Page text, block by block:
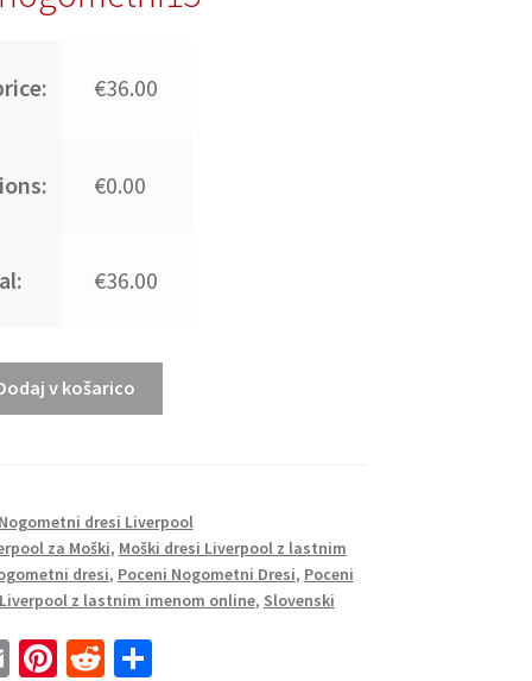
€36.00
€0.00
€36.00
v košarico
Nogometni dresi Liverpool
za Moški, Moški dresi Liverpool z lastnim
dresi, Poceni Nogometni Dresi, Poceni
z lastnim imenom online, Slovenski
E Pi R S